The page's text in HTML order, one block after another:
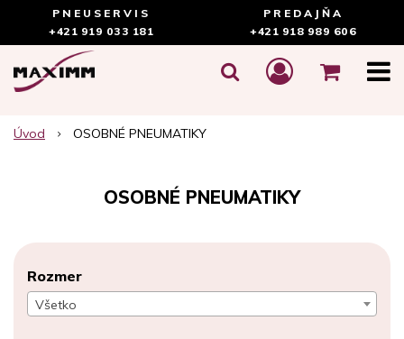
PNEUSERVIS
+421 919 033 181
PREDAJŇA
+421 918 989 606
Úvod OSOBNÉ PNEUMATIKY
OSOBNÉ PNEUMATIKY
Rozmer
Všetko